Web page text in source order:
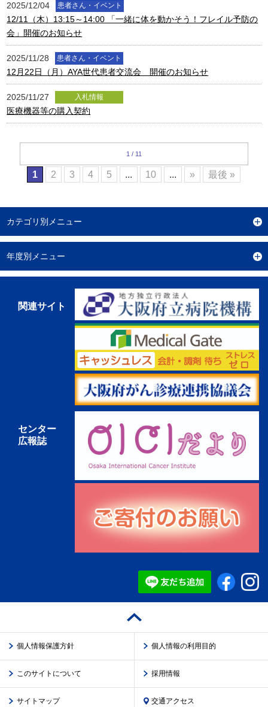
2025/12/04 患者さん・イベント
12/11（木）13:15～14:00 「一緒に体を動かそう！フレイル予防の
会」開催のお知らせ
2025/11/28 患者さん・イベント
12月22日（月）AYA世代患者交流会 開催のお知らせ
2025/11/27 入札情報
医療機器等の購入契約
1 / 11
1 2 3 4 5 ... 10 ... » 最後 »
カテゴリ別メニュー
年度別メニュー
関連サイト
センター
広報誌
個人情報保護方針 個人情報の利用目的
このサイトについて 採用情報
サイトマップ 交通アクセス